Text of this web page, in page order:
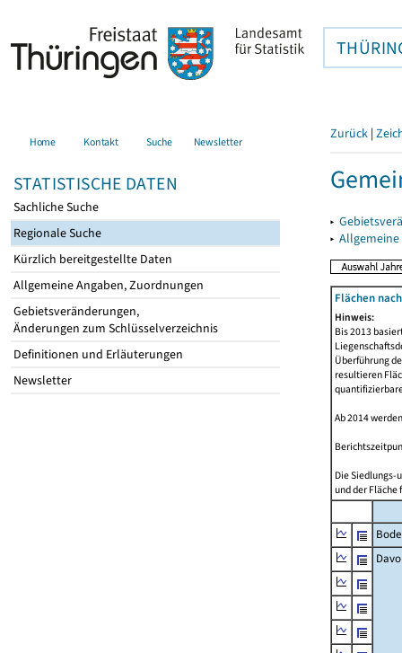
Home Kontakt Suche Newsletter
STATISTISCHE DATEN
Sachliche Suche
Regionale Suche
Kürzlich bereitgestellte Daten
Allgemeine Angaben, Zuordnungen
Gebietsveränderungen,
Änderungen zum Schlüsselverzeichnis
Definitionen und Erläuterungen
Newsletter
Zurück |
▸
▸
Flächen
Hinweis:
Bis 2013
Überführung
resultieren
Ab 2014
Die Siedlungs-
und der Fläche